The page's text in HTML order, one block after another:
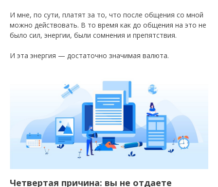
И мне, по сути, платят за то, что после общения со мной
можно действовать. В то время как до общения на это не
было сил, энергии, были сомнения и препятствия.
И эта энергия — достаточно значимая валюта.
Четвертая причина: вы не отдаете